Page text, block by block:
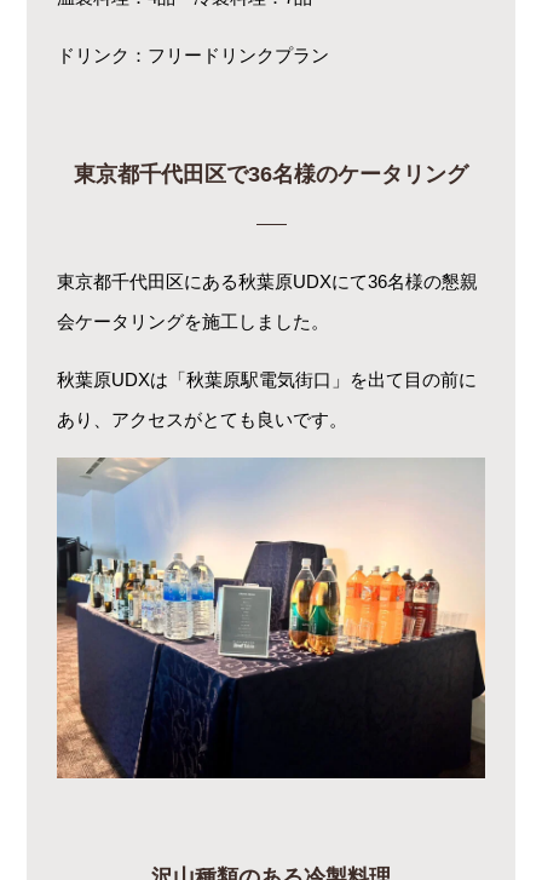
ドリンク：フリードリンクプラン
東京都千代田区で36名様のケータリング
東京都千代田区にある秋葉原UDXにて36名様の懇親
会ケータリングを施工しました。
秋葉原UDXは「秋葉原駅電気街口」を出て目の前に
あり、アクセスがとても良いです。